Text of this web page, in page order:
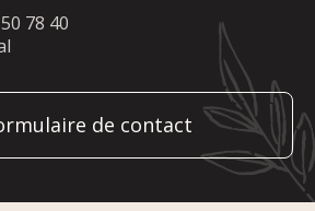
78 40
de contact